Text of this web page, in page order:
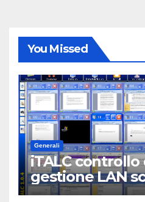
You Missed
Generali
iTALC
gestione LAN